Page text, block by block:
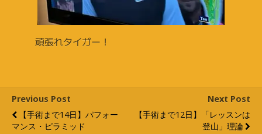
頑張れタイガー！
Previous Post
【手術まで14日】パフォー
マンス・ピラミッド
Next Post
【手術まで12日】「レッスンは
登山」理論